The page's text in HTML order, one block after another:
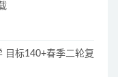
目标140+春季二轮复